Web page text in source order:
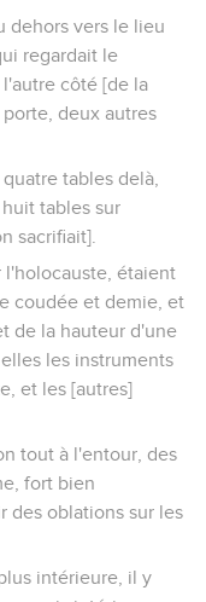
dehors vers le lieu
regardait le
côté [de la
deux autres
tables delà,
tables sur
sacrifiait].
l'holocauste, étaient
coudée et demie, et
de la hauteur d'une
les instruments
et les [autres]
tout à l'entour, des
fort bien
des oblations sur les
intérieure, il y